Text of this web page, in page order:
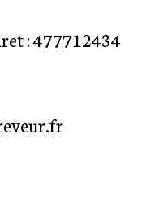
: 477712434